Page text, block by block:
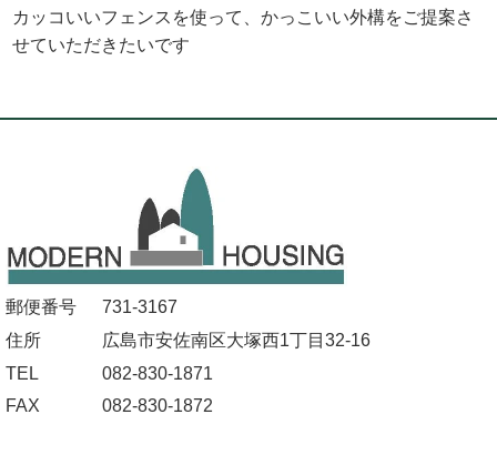
カッコいいフェンスを使って、かっこいい外構をご提案さ
せていただきたいです
郵便番号
731-3167
住所
広島市安佐南区大塚西1丁目32-16
TEL
082-830-1871
FAX
082-830-1872